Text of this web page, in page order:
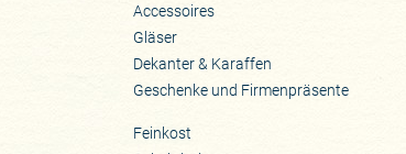
Accessoires
Gläser
Dekanter & Karaffen
Geschenke und Firmenpräsente
Feinkost